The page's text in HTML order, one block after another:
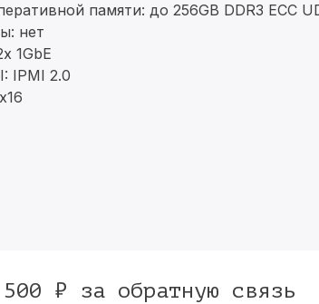
памяти: до 256GB DDR3 ECC
нет
1GbE
IPMI 2.0
₽ за обратную связь